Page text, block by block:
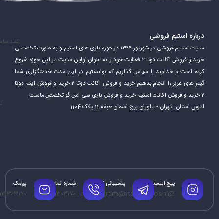
درباره استیم فروشی
سایت استیم فروشی در شهریور ۱۳۹۴ در حوزه بازی های استیم و به صورت تخصصی
خرید و فروش اکانت دوتا ۲ فعالیت خود را به عنوان اولین سایت در این حوزه شروع
کرده است و خداوند را سپاس گذاریم که توانستیم در این مدت خدمتگزاری شما
گیمر های عزیز را انجام بدهیم.خرید و فروش اکانت دوتا ۲ خرید و فروش ایتم دوتا
۲ خرید و فروش اکانت استیم خرید و فروش بازی سی اس گو تخصص ماست.
ادرس استان : تهران - نیاوران برج اسمان طبقه 11 پلاک 1104
نماد
پیج اینستاگرام
@steamforoshi
پشتیبانی تلگرام
@mrtelegram
شماره تماس
۰۹۱۲۱۳۰۳۱۷۰
پیامک